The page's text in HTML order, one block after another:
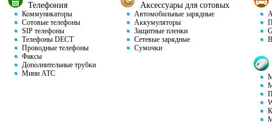
Телефония
Коммуникаторы
Сотовые телефоны
SIP телефоны
Телефоны DECT
Проводные телефоны
Факсы
Дополнительные трубки
Мини АТС
Аксессуары для сотовых
Автомобильные зарядные
Аккумуляторы
Защитные пленки
Сетевые зарядные
Сумочки